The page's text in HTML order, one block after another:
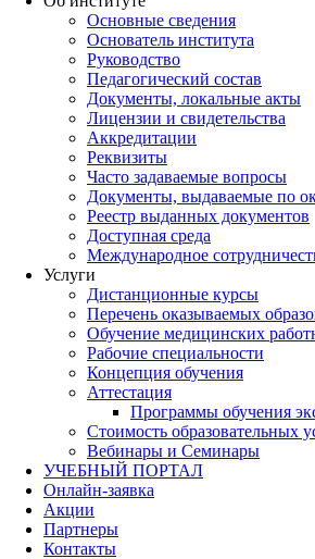
Основные сведения
Основатель института
Руководство
Педагогический состав
Документы, локальные акты
Лицензии и свидетельства
Аккредитации
Реквизиты
Часто задаваемые вопросы
Документы, выдаваемые по
Реестр выданных документов
Доступная среда
Международное
Услуги
Дистанционные курсы
Перечень оказываемых
Обучение медицинских
Рабочие специальности
Концепция обучения
Аттестация
Программы обучения
Стоимость образовательных
Вебинары и Семинары
УЧЕБНЫЙ ПОРТАЛ
Онлайн-заявка
Акции
Партнеры
Контакты